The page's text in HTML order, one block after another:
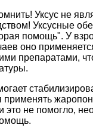
Уксус не
Уксусные
помощь". У
оно
препаратами,
применять
это не помогло,